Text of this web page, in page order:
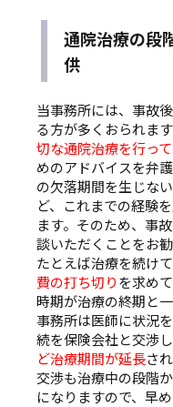
通院治療の段
供
当事務所には、事故
る方が多くおられま
切な通院治療を行っ
めのアドバイスを弁
の欠落期間を生じな
ど、これまでの経験
ます。そのため、事
談いただくことをお勧
たとえば治療を続けて
費の打ち切りを求め
時期が治療の終期と
事務所は医師に状況
続を保険会社と交渉し
ど治療期間が延長さ
交渉も治療中の段階
になりますので、早